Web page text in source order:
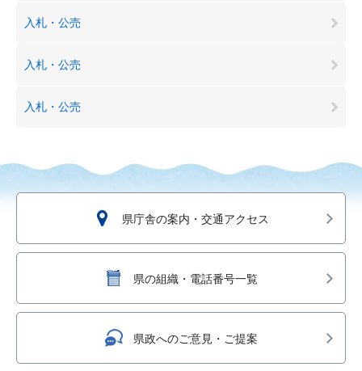
入札・公売
入札・公売
入札・公売
県庁舎の案内・交通アクセス
県の組織・電話番号一覧
県政へのご意見・ご提案